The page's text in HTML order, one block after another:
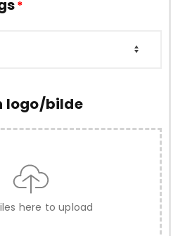
*
logo/bilde
here to upload